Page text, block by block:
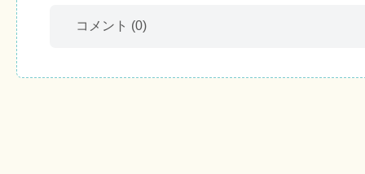
コメント (0)